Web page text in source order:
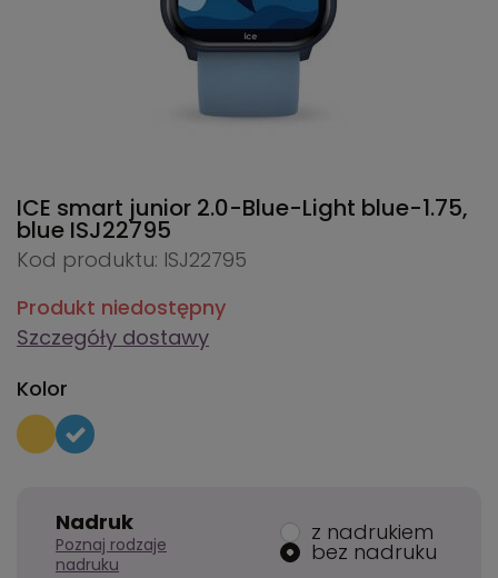
ICE smart junior 2.0-Blue-Light blue-1.75,
blue ISJ22795
Kod produktu: ISJ22795
Produkt niedostępny
Szczegóły dostawy
Kolor
Nadruk
Poznaj rodzaje
nadruku
z nadrukiem
bez nadruku